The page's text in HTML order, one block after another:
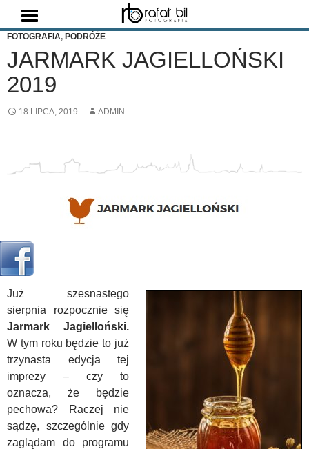
FOTOGRAFIA, PODRÓŻE
JARMARK JAGIELLOŃSKI
2019
18 LIPCA, 2019 ADMIN
Już szesnastego
sierpnia rozpocznie się
Jarmark Jagielloński.
W tym roku będzie to już
trzynasta edycja tej
imprezy – czy to
oznacza, że będzie
pechowa? Raczej nie
sądzę, szczególnie gdy
zaglądam do programu